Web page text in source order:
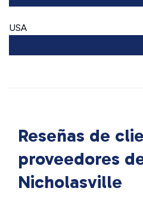
USA
Reseñas de
proveedores
Nicholasville